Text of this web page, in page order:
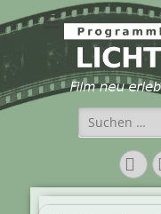
Suchen
nach: